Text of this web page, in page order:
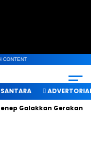
CONTENT
Galakkan Gerakan